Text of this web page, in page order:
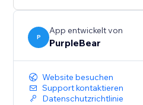
P
App entwickelt von
PurpleBear
Website besuchen
Support kontaktieren
Datenschutzrichtlinie